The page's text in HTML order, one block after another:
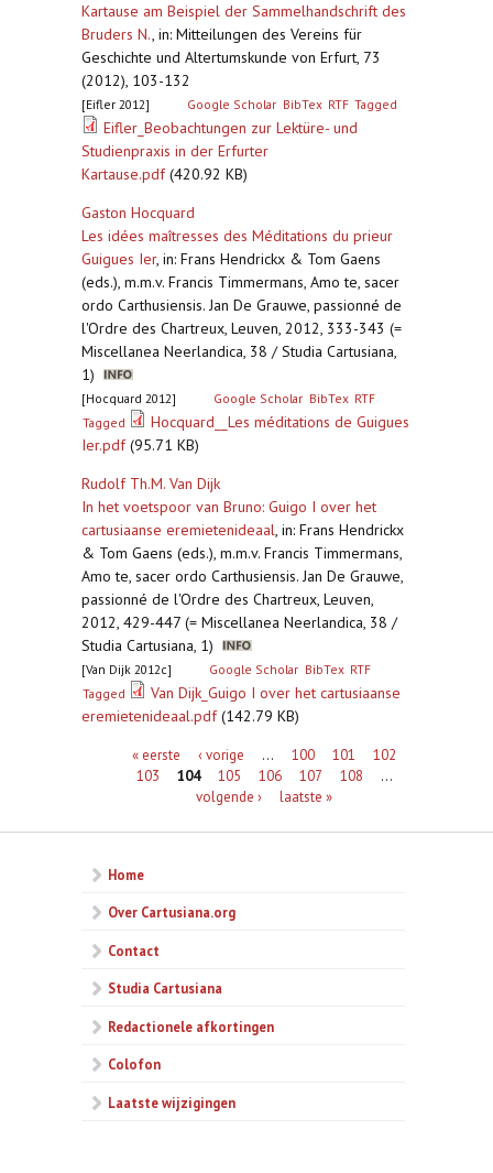
Kartause am Beispiel der Sammelhandschrift des
Bruders N., in: Mitteilungen des Vereins für
Geschichte und Altertumskunde von Erfurt, 73
(2012), 103-132
[Eifler 2012] Google Scholar BibTex RTF Tagged
Eifler_Beobachtungen zur Lektüre- und
Studienpraxis in der Erfurter
Kartause.pdf(420.92 KB)
Gaston Hocquard
Les idées maîtresses des Méditations du prieur
Guigues Ier, in: Frans Hendrickx & Tom Gaens
(eds.), m.m.v. Francis Timmermans, Amo te, sacer
ordo Carthusiensis. Jan De Grauwe, passionné de
l'Ordre des Chartreux, Leuven, 2012, 333-343 (=
Miscellanea Neerlandica, 38 / Studia Cartusiana,
1)
[Hocquard 2012] Google Scholar BibTex RTF
Tagged
Hocquard__Les méditations de Guigues
Ier.pdf(95.71 KB)
Rudolf Th.M. Van Dijk
In het voetspoor van Bruno: Guigo I over het
cartusiaanse eremietenideaal, in: Frans Hendrickx
& Tom Gaens (eds.), m.m.v. Francis Timmermans,
Amo te, sacer ordo Carthusiensis. Jan De Grauwe,
passionné de l'Ordre des Chartreux, Leuven,
2012, 429-447 (= Miscellanea Neerlandica, 38 /
Studia Cartusiana, 1)
[Van Dijk 2012c] Google Scholar BibTex RTF
Tagged
Van Dijk_Guigo I over het cartusiaanse
eremietenideaal.pdf(142.79 KB)
Pagina's« eerste ‹ vorige … 100 101
102
103
104 105 106 107 108
…
volgende ›
laatste »
Home
Over Cartusiana.org
Contact
Studia Cartusiana
Redactionele afkortingen
Colofon
Laatste wijzigingen